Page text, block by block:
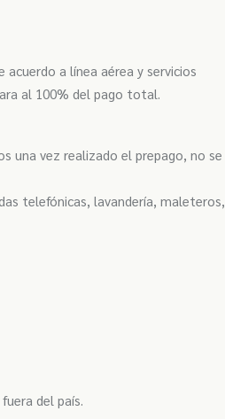
a línea aérea y servicios
al 100% del pago total.
una vez realizado el prepago, no se
telefónicas, lavandería, maleteros,
del país.